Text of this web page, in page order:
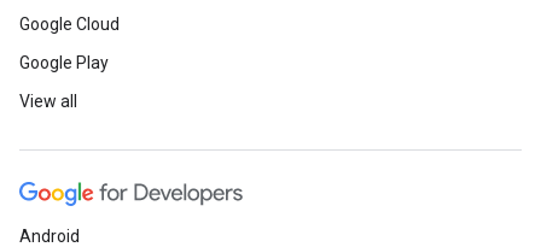
Google Cloud
Google Play
View all
Android